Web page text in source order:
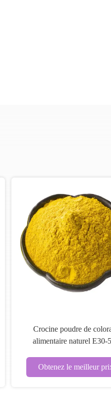
Crocine poudre de
alimentaire naturel E30-
Obtenez le meilleur